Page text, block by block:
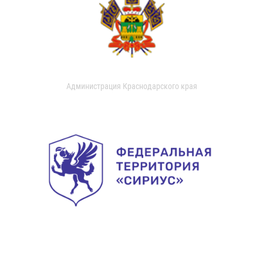
Администрация Краснодарского края